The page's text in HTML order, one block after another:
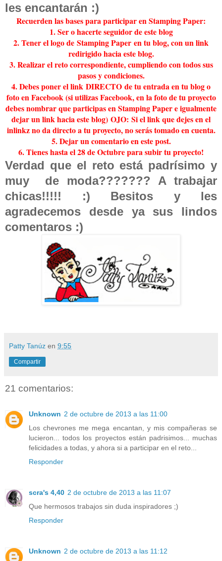
les encantarán :)
Recuerden las bases para participar en Stamping Paper:
1. Ser o hacerte seguidor de este blog
2. Tener el logo de Stamping Paper en tu blog, con un link
redirigido hacia este blog.
3. Realizar el reto correspondiente, cumpliendo con todos sus
pasos y condiciones.
4. Debes poner el link DIRECTO de tu entrada en tu blog o
foto en Facebook (si utilizas Facebook, en la foto de tu proyecto
debes nombrar que participas en Stamping Paper e igualmente
dejar un link hacia este blog) OJO: Si el link que dejes en el
inlinkz no da directo a tu proyecto, no serás tomado en cuenta.
5. Dejar un comentario en este post.
6. Tienes hasta el 28 de Octubre para subir tu proyecto!
Verdad que el reto está padrísimo y
muy de moda??????? A trabajar
chicas!!!!! :) Besitos y les
agradecemos desde ya sus lindos
comentaros :)
Patty Tanúz en 9:55
Compartir
21 comentarios:
Unknown 2 de octubre de 2013 a las 11:00
Los chevrones me mega encantan, y mis compañeras se
lucieron... todos los proyectos están padrisimos... muchas
felicidades a todas, y ahora si a participar en el reto...
Responder
scra's 4,40 2 de octubre de 2013 a las 11:07
Que hermosos trabajos sin duda inspiradores ;)
Responder
Unknown 2 de octubre de 2013 a las 11:12